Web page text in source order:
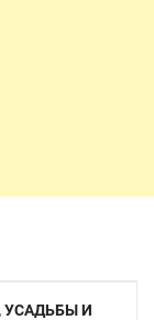
УСАДЬБЫ И